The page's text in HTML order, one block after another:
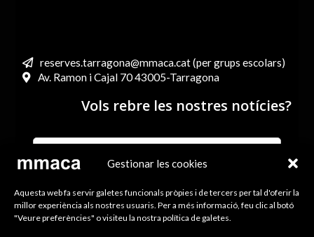
Gestionar les cookies
Aquesta web fa servir galetes funcionals pròpies i de tercers per tal d'oferir la
millor experiència als nostres usuaris. Per a més informació, feu clic al botó
"Veure preferències" o visiteu la nostra política de galetes.
reserves.tarragona@mmaca.cat (per grups escolars)
Av. Ramon i Cajal 70 43005-Tarragona
Vols rebre les nostres notícies?
He llegit i accepto els termes i condicions de l’Avís legal i
la Política de Privacitat